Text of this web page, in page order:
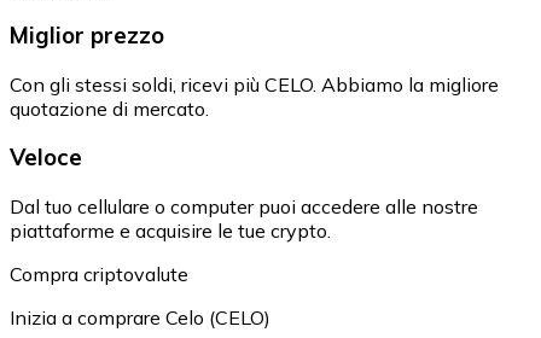
Miglior prezzo
Con gli stessi soldi, ricevi più CELO. Abbiamo la migliore
quotazione di mercato.
Veloce
Dal tuo cellulare o computer puoi accedere alle nostre
piattaforme e acquisire le tue crypto.
Compra criptovalute
Inizia a comprare Celo (CELO)